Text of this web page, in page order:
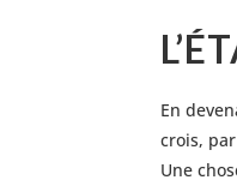
En
crois,
Une